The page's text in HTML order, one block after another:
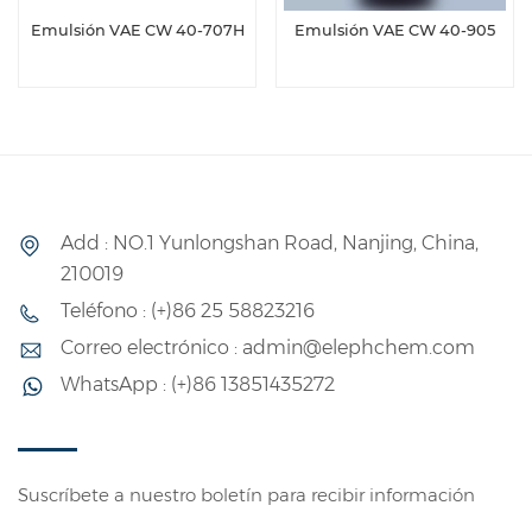
Emulsión VAE CW 40-707H Emulsión VAE CW 40-905
Add : NO.1 Yunlongshan Road, Nanjing, China,
210019
Teléfono : (+)86 25 58823216
Correo electrónico : admin@elephchem.com
WhatsApp : (+)86 13851435272
Suscríbete a nuestro boletín para recibir información